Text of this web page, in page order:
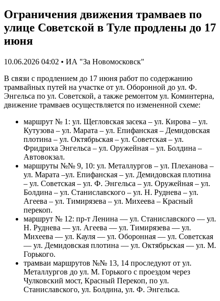
Ограничения движения трамваев по
улице Советской в Туле продлены до 17
июня
10.06.2026 04:02 • ИА "За Новомосковск"
В связи с продлением до 17 июня работ по содержанию
трамвайных путей на участке от ул. Оборонной до ул. Ф.
Энгельса по ул. Советской, а также ремонтом ул. Коминтерна,
движение трамваев осуществляется по измененной схеме:
маршрут № 1: ул. Щегловская засека – ул. Кирова – ул.
Кутузова – ул. Марата – ул. Епифанская – Демидовская
плотина – ул. Октябрьская – ул. Советская – ул.
Фридриха Энгельса – ул. Оружейная – ул. Болдина –
Автовокзал.
маршруты №№ 9, 10: ул. Металлургов – ул. Плеханова –
ул. Марата –ул. Епифанская – ул. Демидовская плотина
– ул. Советская – ул. Ф. Энгельса – ул. Оружейная – ул.
Болдина – ул. Станиславского – ул. Н. Руднева – ул.
Агеева – ул. Тимирязева – ул. Михеева – Красный
перекоп.
маршрут № 12: пр-т Ленина — ул. Станиславского — ул.
Н. Руднева — ул. Агеева — ул. Тимирязева — ул.
Михеева — ул. Кауля — ул. Оборонная — ул. Советская
— ул. Демидовская плотина — ул. Октябрьская — ул. М.
Горького.
трамваи маршрутов №№ 13, 14 проследуют от ул.
Металлургов до ул. М. Горького с проездом через
Чулковский мост, Красный Перекоп, по ул.
Станиславского, ул. Болдина, ул. Ф. Энгельса.